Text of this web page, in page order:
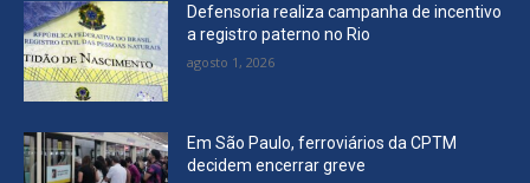
Defensoria realiza campanha de incentivo
a registro paterno no Rio
agosto 1, 2026
Em São Paulo, ferroviários da CPTM
decidem encerrar greve